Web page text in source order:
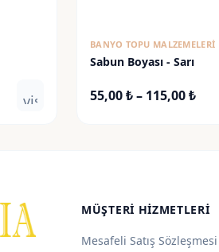
visibility
BANYO TOPU MALZEMELERI
Sabun Boyası - Sarı
55,00₺– 115,00₺Fiyat
MÜŞTERI HIZMETLERI
Mesafeli Satış Sözleşmesi